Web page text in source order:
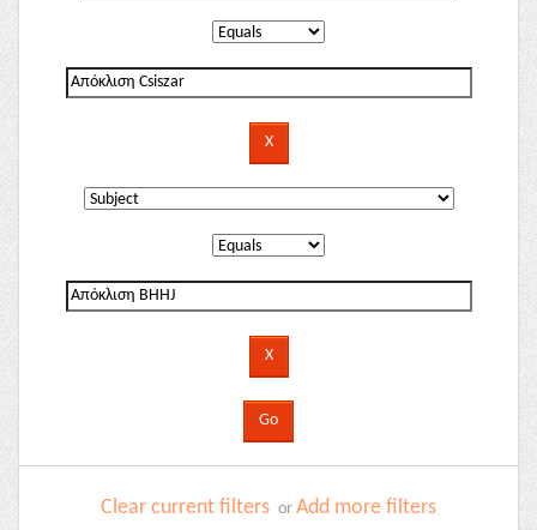
Clear current filters or Add more filters